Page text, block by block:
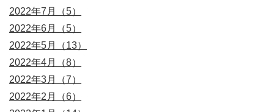
2022年7月（5）
2022年6月（5）
2022年5月（13）
2022年4月（8）
2022年3月（7）
2022年2月（6）